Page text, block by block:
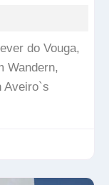
do Vouga,
Wandern,
Aveiro`s